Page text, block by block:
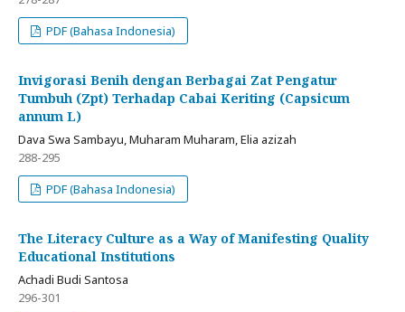
PDF (Bahasa Indonesia)
Invigorasi Benih dengan Berbagai Zat Pengatur
Tumbuh (Zpt) Terhadap Cabai Keriting (Capsicum
annum L)
Dava Swa Sambayu, Muharam Muharam, Elia azizah
288-295
PDF (Bahasa Indonesia)
The Literacy Culture as a Way of Manifesting Quality
Educational Institutions
Achadi Budi Santosa
296-301